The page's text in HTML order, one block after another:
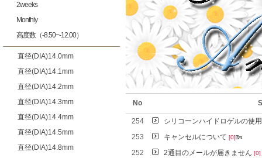
2weeks
Monthly
高度数（-8.50~-12.00）
直径(DIA)14.0mm
直径(DIA)14.1mm
直径(DIA)14.2mm
直径(DIA)14.3mm
直径(DIA)14.4mm
直径(DIA)14.5mm
直径(DIA)14.8mm
No
254
シリコーンハイドロゲルの使
253
キャンセルについて [0]
252 2通目のメールが届きません [0]